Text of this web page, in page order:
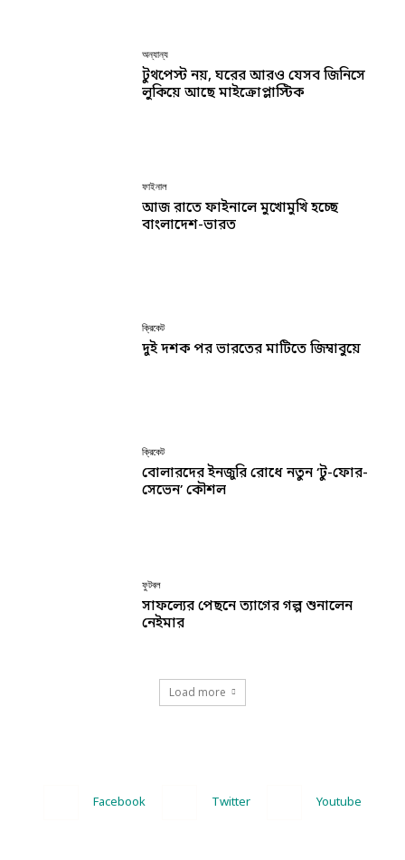
অন্যান্য
টুথপেস্ট নয়, ঘরের আরও যেসব জিনিসে
লুকিয়ে আছে মাইক্রোপ্লাস্টিক
ফাইনাল
আজ রাতে ফাইনালে মুখোমুখি হচ্ছে
বাংলাদেশ-ভারত
ক্রিকেট
দুই দশক পর ভারতের মাটিতে জিম্বাবুয়ে
ক্রিকেট
বোলারদের ইনজুরি রোধে নতুন ‘টু-ফোর-
সেভেন’ কৌশল
ফুটবল
সাফল্যের পেছনে ত্যাগের গল্প শুনালেন
নেইমার
Load more
Facebook Twitter Youtube